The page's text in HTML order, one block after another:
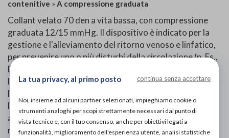
contenitive » A compressione graduata
Collant velato 70 den a vita bassa, con compressione
graduata 12/15 mmHg. Il dispositivo è indicato per la
gestione e l'alleviamento del ritorno venoso e linfatico,
per prevenire uno o più disturbi della circolazione (p. Es.,
Edema, trombosi venosa profonda (TVP), varicosi,
linfedema). Il fascino del raffinato corpino a vita bassa e
la compressione graduata sorprendono per l’eleganza e
la piacevole sensazione di benessere. Il soffice plantare
anatomico offre una morbida base d’appoggio al
metatarso. Con trattamento antimicrobico.
La tua privacy, al primo posto continua senza accettare
Noi, insieme ad alcuni partner selezionati, impieghiamo cookie o
strumenti analoghi per scopi strettamente necessari dal punto di
vista tecnico e, con il tuo consenso, anche per obiettivi legati a
funzionalità, miglioramento dell'esperienza utente, analisi statistiche